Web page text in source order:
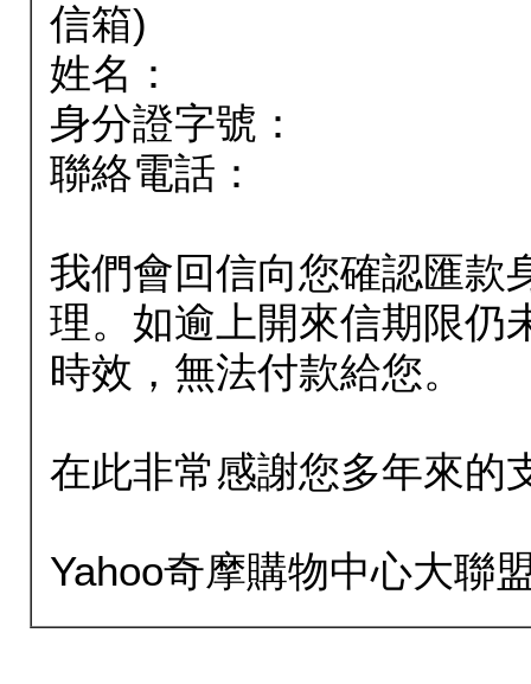
信箱)
姓名：
身分證字號：
聯絡電話：
我們會回信向您確認匯款
理。如逾上開來信期限仍
時效，無法付款給您。
在此非常感謝您多年來的
Yahoo奇摩購物中心大